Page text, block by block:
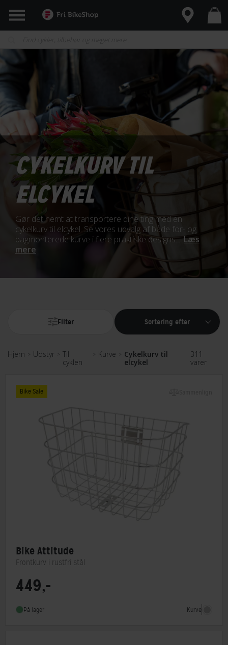
CYKELKURV TIL
ELCYKEL
Gør det nemt at transportere dine ting med en
cykelkurv til elcykel. Se vores udvalg af både for- og
bagmonterede kurve i flere praktiske designs....Læs
mere
Filter Sortering efter
Hjem > Udstyr > Til
cyklen
> Kurve >
Cykelkurv til
elcykel
311
varer
Bike Sale
Bike Attitude
Frontkurv i rustfri stål
Type
449,-
På lager Kurve